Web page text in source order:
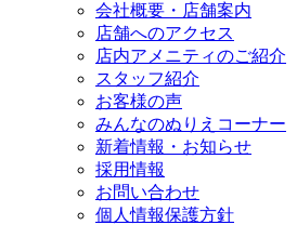
会社概要・店舗案内
店舗へのアクセス
店内アメニティのご紹介
スタッフ紹介
お客様の声
みんなのぬりえコーナー
新着情報・お知らせ
採用情報
お問い合わせ
個人情報保護方針